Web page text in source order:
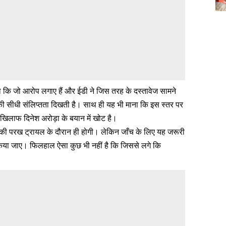
जो आरोप लगाए हैं और ईडी ने जिस तरह के दस्तावेज सामने
संलिप्तता दिखती है। साथ ही यह भी माना कि इस स्तर पर
दिनेश अरोड़ा के बयान में खोट है।
परख ट्रायल के दौरान ही होगी। लेकिन जाँच के लिए यह जरूरी
जाए। फिलहाल ऐसा कुछ भी नहीं है कि जिससे लगे कि